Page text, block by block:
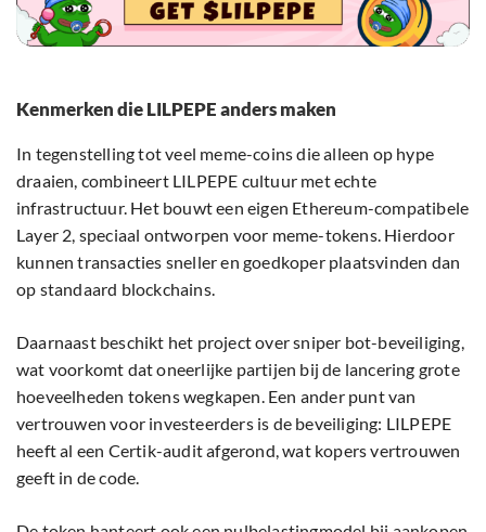
Kenmerken die LILPEPE anders maken
In tegenstelling tot veel meme-coins die alleen op hype
draaien, combineert LILPEPE cultuur met echte
infrastructuur. Het bouwt een eigen Ethereum-compatibele
Layer 2, speciaal ontworpen voor meme-tokens. Hierdoor
kunnen transacties sneller en goedkoper plaatsvinden dan
op standaard blockchains.
Daarnaast beschikt het project over sniper bot-beveiliging,
wat voorkomt dat oneerlijke partijen bij de lancering grote
hoeveelheden tokens wegkapen. Een ander punt van
vertrouwen voor investeerders is de beveiliging: LILPEPE
heeft al een Certik-audit afgerond, wat kopers vertrouwen
geeft in de code.